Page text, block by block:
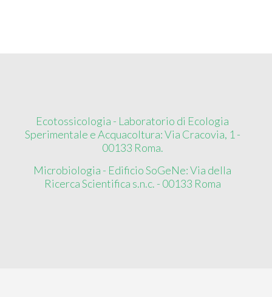
Ecotossicologia - Laboratorio di Ecologia
Sperimentale e Acquacoltura: Via Cracovia, 1 -
00133 Roma.
Microbiologia - Edificio SoGeNe: Via della
Ricerca Scientifica s.n.c. - 00133 Roma